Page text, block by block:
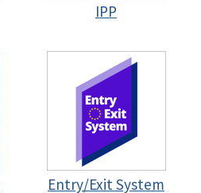
IPP
Entry/Exit System